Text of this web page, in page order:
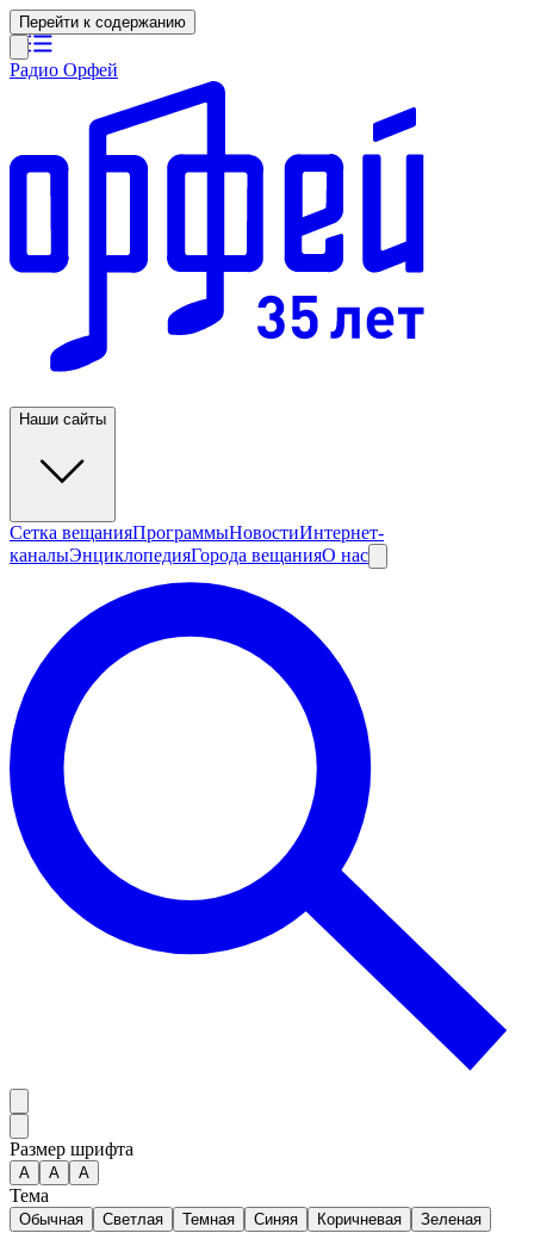
Перейти к содержанию
Радио Орфей
Наши сайты
Сетка вещанияПрограммыНовостиИнтернет-
каналыЭнциклопедияГорода вещанияО нас
Размер шрифта
А A A
Тема
Обычная Светлая Темная Синяя Коричневая Зеленая